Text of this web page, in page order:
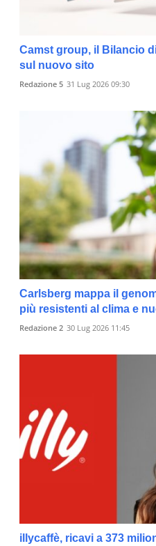
Camst group, il Bilancio
sul nuovo sito
Redazione 5 31 Lug 2026 09:30
Carlsberg mappa il
più resistenti al clima e
Redazione 2 30 Lug 2026 11:45
illycaffè, ricavi a 373